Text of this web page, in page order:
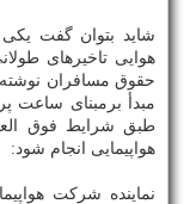
شاید بتوان گفت
هوایی تاخیرهای
حقوق مسافران نوشته
مبدأ برمبنای ساعت
طبق شرایط فوق
هواپیمایی انجام شود:
نماینده شرکت